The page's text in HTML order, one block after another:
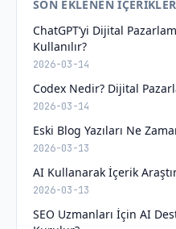
SON EKLENEN İÇERIKLER
ChatGPT’yi Dijital
Kullanılır?
2026-03-14
Codex Nedir? Dijital
2026-03-14
Eski Blog Yazıları Ne
2026-03-13
AI Kullanarak İçerik
2026-03-13
SEO Uzmanları İçin AI